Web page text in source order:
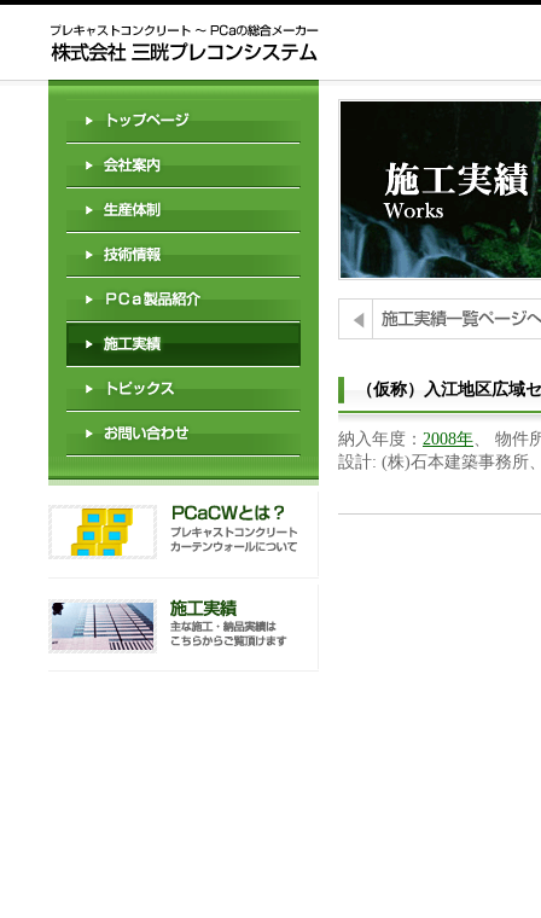
（仮称）入江地区広域
納入年度： 2008年 、 物件
設計: (株)石本建築事務所